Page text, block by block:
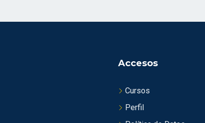
Accesos
Cursos
Perfil